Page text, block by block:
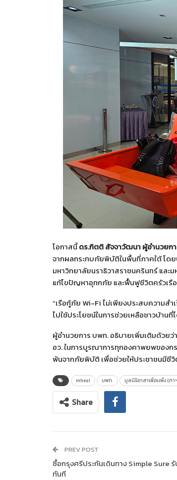
โอกาสนี้ดร.กิตติ สัจจาวัฒนา ผู้อำนวยก
จากผลกระทบภัยพิบัติในพื้นที่ภาคใต้ โด
มหาวิทยาลัยนราธิวาสราชนครินทร์ แล
แก้ไขปัญหาอุทกภัย และฟื้นฟูชีวิตครัวเ
“เรือกู้ภัย Wi-Fi ไม่เพียงประสบความส
ไปใช้ประโยชน์ในการช่วยเหลือชาวบ้า
ผู้อำนวยการ บพท. อธิบายเพิ่มเติมด้วย
อว. ในการบูรณาการทุกองคาพยพของก
พ้นจากภัยพิบัติ เพื่อช่วยให้ประชาชนมี
mhesi บพท. มูลนิธิอาสาเพื่อนพึ่ง (ภา
Share
PREV POST
ซื้อกรุงศรีประกันเดินทาง Simple Sure
ทันที